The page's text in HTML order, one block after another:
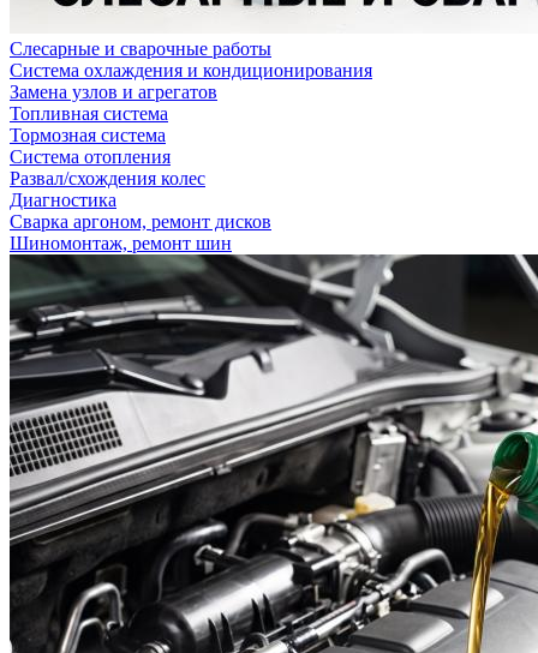
Слесарные и сварочные работы
Система охлаждения и кондиционирования
Замена узлов и агрегатов
Топливная система
Тормозная система
Система отопления
Развал/схождения колес
Диагностика
Сварка аргоном, ремонт дисков
Шиномонтаж, ремонт шин